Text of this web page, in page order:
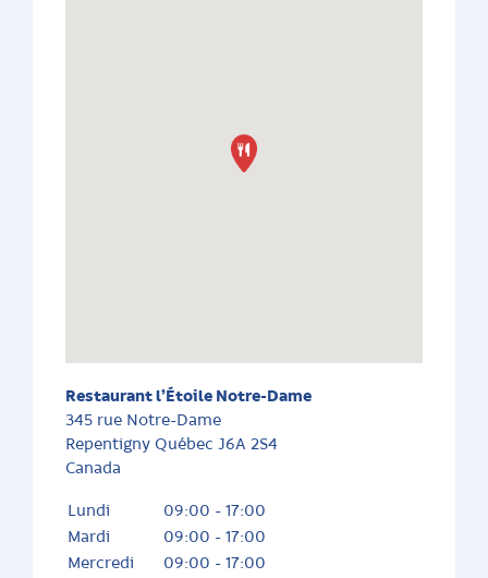
Restaurant l’Étoile Notre-Dame
345 rue Notre-Dame
Repentigny Québec J6A 2S4
Canada
Lundi
09:00 - 17:00
Mardi
09:00 - 17:00
Mercredi
09:00 - 17:00